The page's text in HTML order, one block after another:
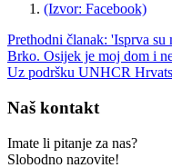
(Izvor: Facebook)
Prethodni članak: 'Isprva su
Brko. Osijek je moj dom i
Uz podršku UNHCR
Naš kontakt
Imate li pitanje za nas?
Slobodno nazovite!